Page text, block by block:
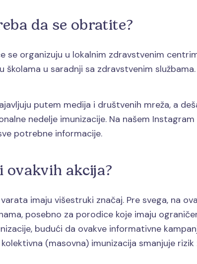
da se obratite?
se organizuju u lokalnim zdravstvenim
školama u saradnji sa zdravstvenim službama.
putem medija i društvenih mreža, a
nedelje imunizacije. Na našem
potrebne informacije.
ovakvih akcija?
imaju višestruki značaj. Pre svega, na
posebno za porodice koje imaju
budući da ovakve informativne
(masovna) imunizacija smanjuje